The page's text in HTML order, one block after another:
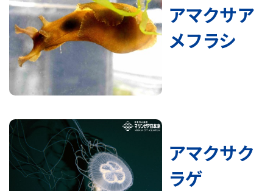
アマクサア
メフラシ
アマクサク
ラゲ